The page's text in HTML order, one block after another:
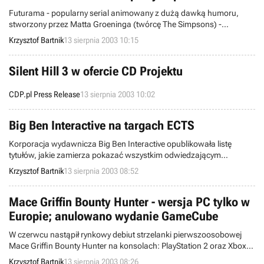
Futurama - popularny serial animowany z dużą dawką humoru,
stworzony przez Matta Groeninga (twórcę The Simpsons) -
doczekał się swoje wirtualnego odpowiednika. Gra o tym samym
tytule trafiła już bowiem do sprzedaży na kontynencie
północnoamerykańskim, w wersjach dedykowanych konsolom:
Sony PlayStation 2 oraz Microsoft Xbox.
Krzysztof Bartnik13 sierpnia 2003 10:15
Silent Hill 3 w ofercie CD Projektu
CDP.pl Press Release13 sierpnia 2003 10:02
Big Ben Interactive na targach ECTS
Korporacja wydawnicza Big Ben Interactive opublikowała listę
tytułów, jakie zamierza pokazać wszystkim odwiedzającym
tegoroczne targi ECTS (27-29 sierpnia; Londyn). Oprócz samych
gier, rzeczona firma zaprezentuje także nowe akcesoria z serii
4Gamers (głośniki, kontrolery, itd.).
Krzysztof Bartnik13 sierpnia 2003 08:52
Mace Griffin Bounty Hunter - wersja PC tylko w
Europie; anulowano wydanie GameCube
W czerwcu nastąpił rynkowy debiut strzelanki pierwszoosobowej
Mace Griffin Bounty Hunter na konsolach: PlayStation 2 oraz Xbox.
Tymczasem z Zachodu napłynęły do nas smutne wieści: otóż duet
Krzysztof Bartnik13 sierpnia 2003 08:26